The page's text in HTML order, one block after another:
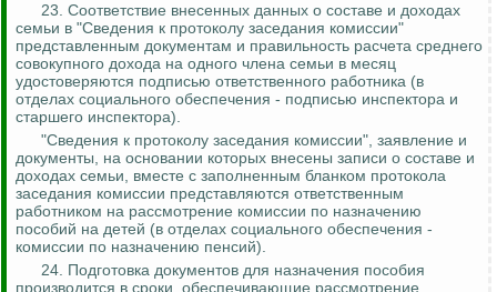
23. Соответствие внесенных данных о составе и доходах
семьи в "Сведения к протоколу заседания комиссии"
представленным документам и правильность расчета среднего
совокупного дохода на одного члена семьи в месяц
удостоверяются подписью ответственного работника (в
отделах социального обеспечения - подписью инспектора и
старшего инспектора).
"Сведения к протоколу заседания комиссии", заявление и
документы, на основании которых внесены записи о составе и
доходах семьи, вместе с заполненным бланком протокола
заседания комиссии представляются ответственным
работником на рассмотрение комиссии по назначению
пособий на детей (в отделах социального обеспечения -
комиссии по назначению пенсий).
24. Подготовка документов для назначения пособия
производится в сроки, обеспечивающие рассмотрение